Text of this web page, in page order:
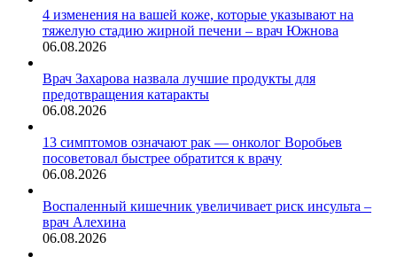
4 изменения на вашей коже, которые указывают на
тяжелую стадию жирной печени – врач Южнова
06.08.2026
Врач Захарова назвала лучшие продукты для
предотвращения катаракты
06.08.2026
13 симптомов означают рак — онколог Воробьев
посоветовал быстрее обратится к врачу
06.08.2026
Воспаленный кишечник увеличивает риск инсульта –
врач Алехина
06.08.2026